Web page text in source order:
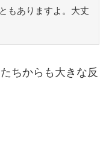
もありますよ。大丈
ちからも大きな反